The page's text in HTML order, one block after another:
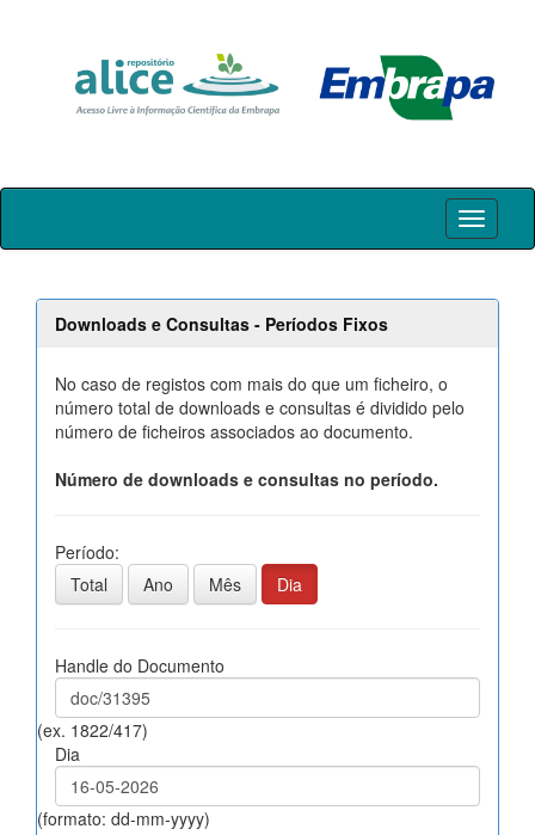
Skip
Downloads e Consultas - Períodos Fixos
No caso de registos com mais do que um ficheiro, o
número total de downloads e consultas é dividido pelo
número de ficheiros associados ao documento.
Número de downloads e consultas no período.
Período:
Total
Ano Mês Dia
Handle do Documento
(ex. 1822/417)
Dia
(formato: dd-mm-yyyy)